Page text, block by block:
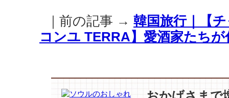
ム】
旅
行
緒
｜前の記事 → 韓国旅行｜【
コンユ TERRA】愛酒家たち